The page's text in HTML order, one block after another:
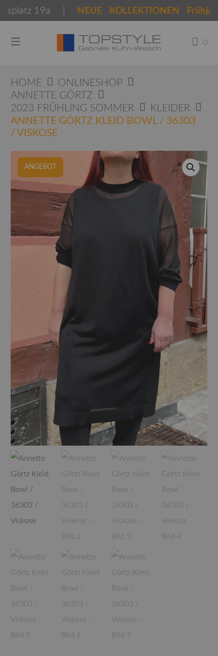
Springen
Inhalt
19a | NEUE KOLLEKTIONEN Frühjahr
0
HOME
ONLINESHOP
ANNETTE GÖRTZ
2023 FRÜHLING SOMMER
KLEIDER
ANNETTE GÖRTZ KLEID BOWL / 36303
/ VISKOSE
ANGEBOT